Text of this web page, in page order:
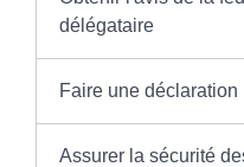
délégataire
Faire une déclaration
Assurer la sécurité